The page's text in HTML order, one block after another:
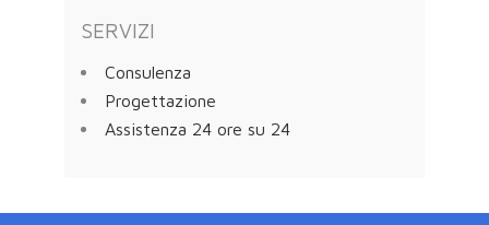
SERVIZI
Consulenza
Progettazione
Assistenza 24 ore su 24